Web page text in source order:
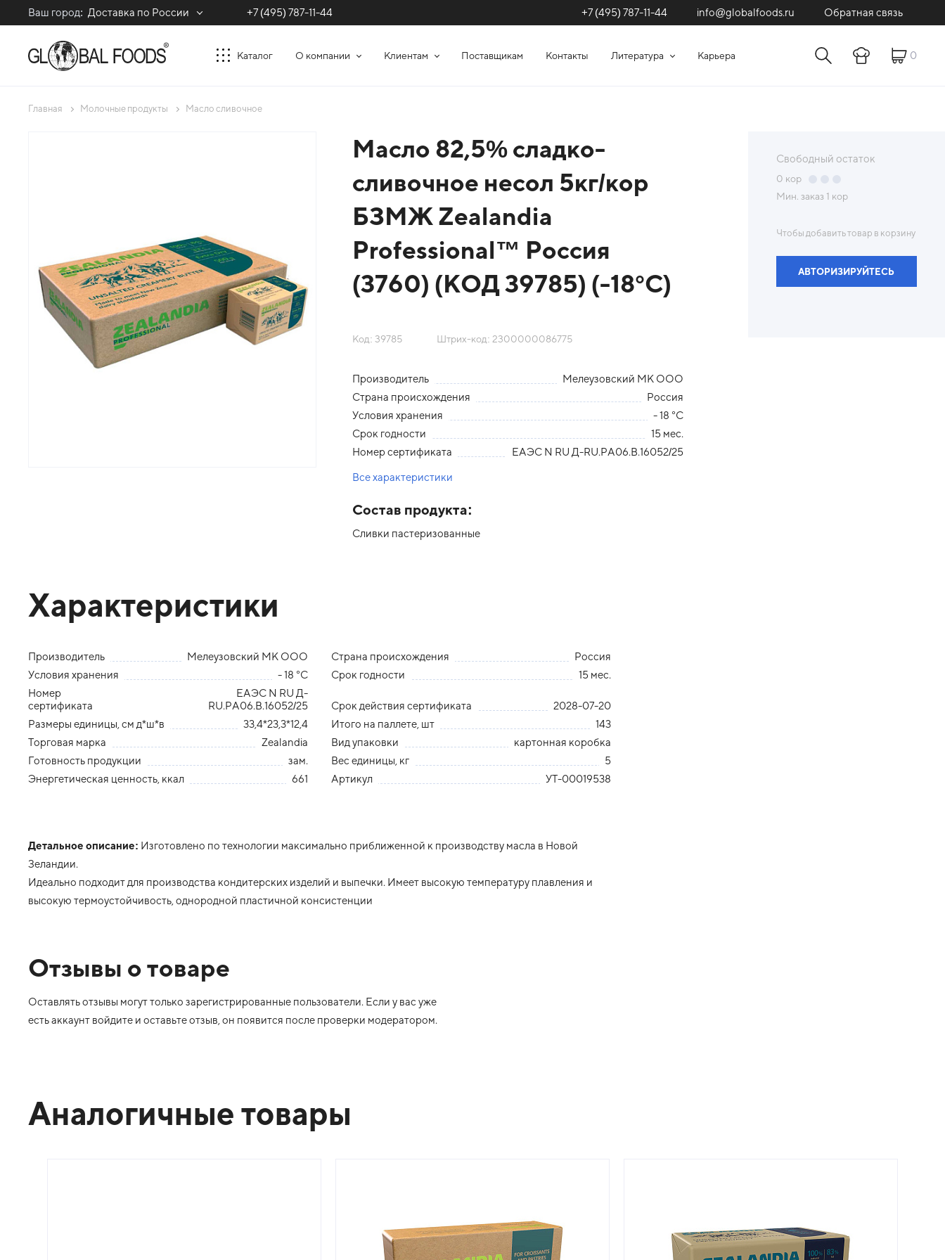
Ваш город: Доставка по России +7 (495) 787-11-44 +7 (495) 787-11-44 info@globalfoods.ru Обратная связь
Каталог О компании Клиентам Поставщикам Контакты Литература Карьера 0
Главная Молочные продукты Масло сливочное
Масло 82,5% сладко-
сливочное несол 5кг/кор
БЗМЖ Zealandia
Professional™ Россия
(3760) (КОД 39785) (-18°С)
Код: 39785 Штрих-код: 2300000086775
Производитель
Мелеузовский МК ООО
Страна происхождения
Россия
Условия хранения
- 18 °С
Срок годности
15 мес.
Номер сертификата
ЕАЭС N RU Д-RU.PA06.В.16052/25
Все характеристики
Состав продукта:
Сливки пастеризованные
Характеристики
Производитель Мелеузовский МК ООО Страна происхождения
Россия
Условия хранения
- 18 °С Срок годности
15 мес.
Номер
сертификата
ЕАЭС N RU Д-
RU.PA06.В.16052/25
Срок действия сертификата
2028-07-20
Размеры единицы, см д*ш*в
33,4*23,3*12,4 Итого на паллете, шт
143
Торговая марка
Zealandia Вид упаковки
картонная коробка
Готовность продукции
зам. Вес единицы, кг
5
Энергетическая ценность, ккал
661 Артикул УТ-00019538
Детальное описание: Изготовлено по технологии максимально приближенной к производству масла в Новой
Зеландии.
Идеально подходит для производства кондитерских изделий и выпечки. Имеет высокую температуру плавления и
высокую термоустойчивость, однородной пластичной консистенции
Отзывы о товаре
Оставлять отзывы могут только зарегистрированные пользователи. Если у вас уже
есть аккаунт войдите и оставьте отзыв, он появится после проверки модератором.
Свободный остаток
0 кор
Мин. заказ 1 кор
Чтобы добавить товар в корзину
АВТОРИЗИРУЙТЕСЬ
Аналогичные товары